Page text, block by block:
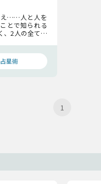
え……人と人を
とで知られる
、2人の全て。
星術
1